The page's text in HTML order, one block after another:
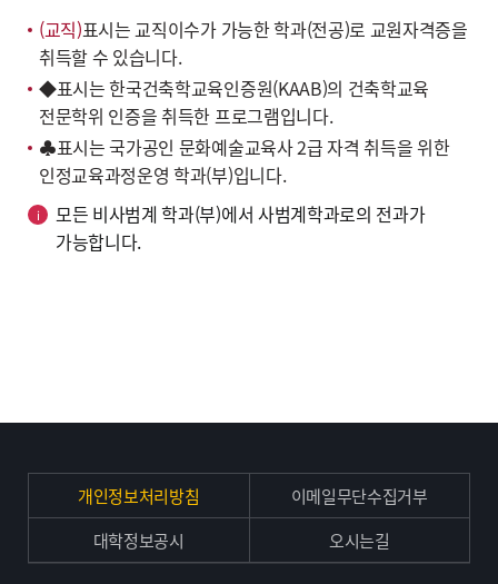
(교직)표시는 교직이수가 가능한 학과(전공)로 교원자격증을
취득할 수 있습니다.
◆표시는 한국건축학교육인증원(KAAB)의 건축학교육
전문학위 인증을 취득한 프로그램입니다.
♣표시는 국가공인 문화예술교육사 2급 자격 취득을 위한
인정교육과정운영 학과(부)입니다.
모든 비사범계 학과(부)에서 사범계학과로의 전과가
가능합니다.
개인정보처리방침
이메일무단수집거부
대학정보공시
오시는길